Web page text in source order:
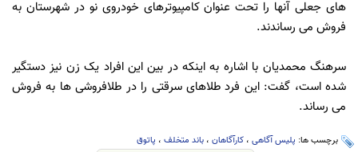
های جعلی آنها را تحت عنوان کامپیوترهای خودروی نو در شهرستان به
فروش می رساندند.
سرهنگ محمدیان با اشاره به اینکه در بین این افراد یک زن نیز دستگیر
شده است، گفت: این فرد طلاهای سرقتی را در طلافروشی ها به فروش
می رساند.
برچسب ها: پلیس آگاهی ، کارآگاهان ، باند متخلف ، پاتوق